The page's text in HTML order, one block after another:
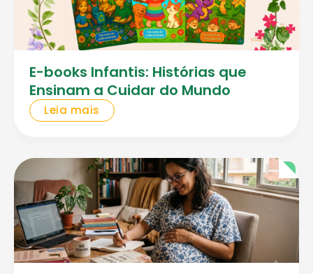
E-books Infantis: Histórias que
Ensinam a Cuidar do Mundo
Leia mais